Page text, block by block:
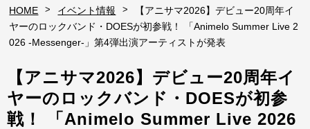
HOME > イベント情報 >
【アニサマ2026】デビュー20周年イ
ヤーのロックバンド・DOESが初参戦！ 「Animelo Summer Live 2
026 -Messenger-」第4弾出演アーティストが発表
【アニサマ2026】デビュー20周年イ
ヤーのロックバンド・DOESが初参
戦！ 「Animelo Summer Live 2026